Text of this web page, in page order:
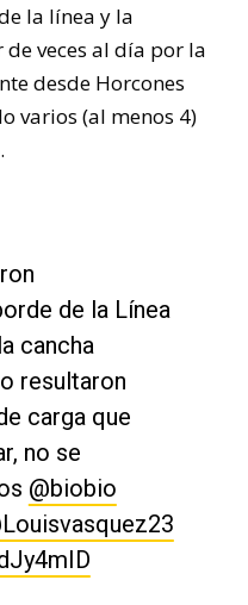
la línea y la
veces al día por la
desde Horcones
varios (al menos 4)
de la Línea
cancha
resultaron
carga que
no se
@biobio